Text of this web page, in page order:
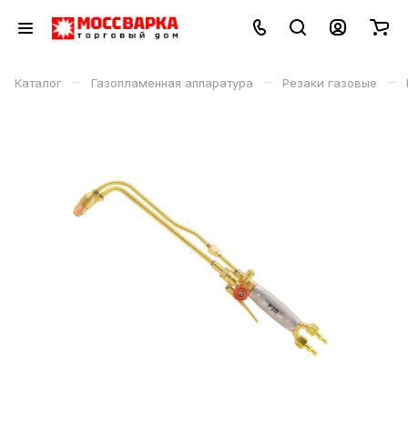
Каталог – Газопламенная аппаратура – Резаки газовые –